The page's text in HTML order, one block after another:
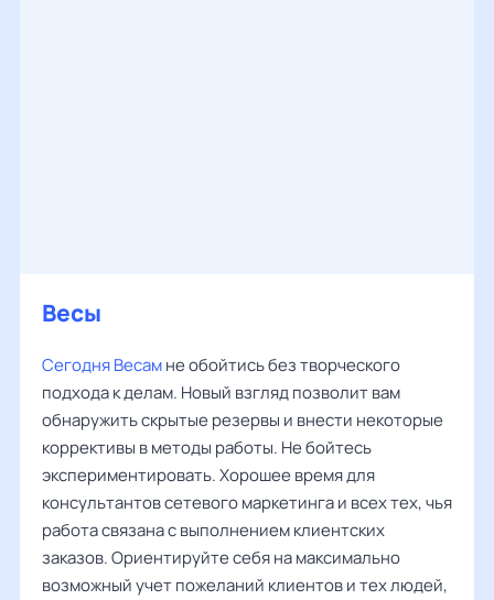
Весы
Сегодня Весамне обойтись без творческого
подхода к делам. Новый взгляд позволит вам
обнаружить скрытые резервы и внести некоторые
коррективы в методы работы. Не бойтесь
экспериментировать. Хорошее время для
консультантов сетевого маркетинга и всех тех, чья
работа связана с выполнением клиентских
заказов. Ориентируйте себя на максимально
возможный учет пожеланий клиентов и тех людей,